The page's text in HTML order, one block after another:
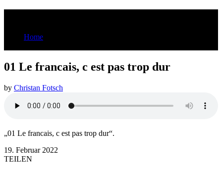
Home
01 Le francais, c est pas trop dur
by Christan Fotsch
„01 Le francais, c est pas trop dur“.
19. Februar 2022
TEILEN